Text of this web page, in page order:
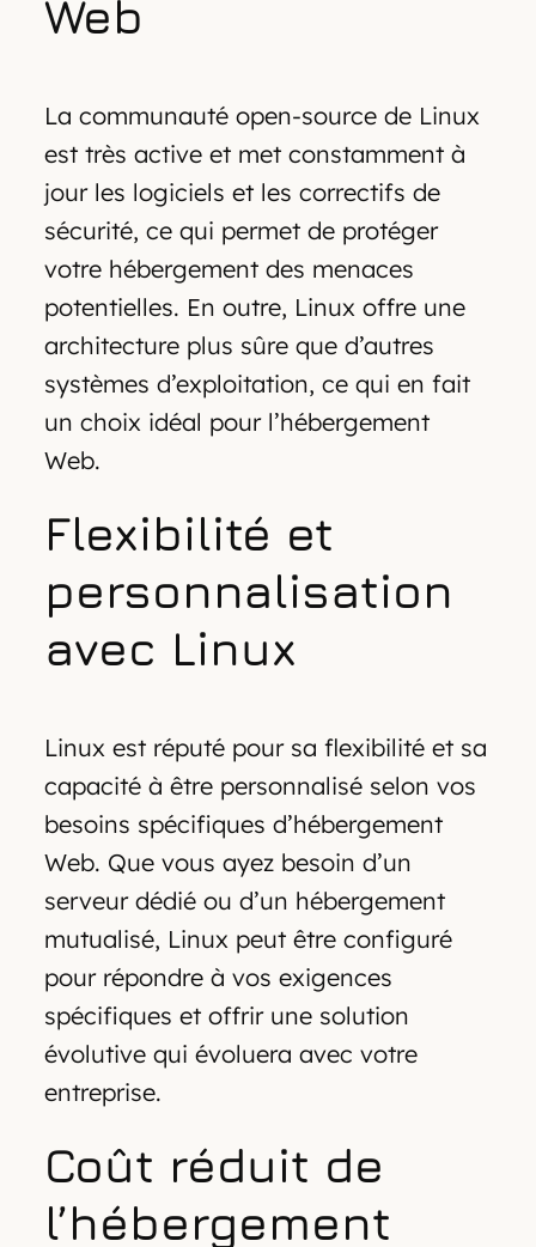
Web
La communauté open-source de Linux
est très active et met constamment à
jour les logiciels et les correctifs de
sécurité, ce qui permet de protéger
votre hébergement des menaces
potentielles. En outre, Linux offre une
architecture plus sûre que d’autres
systèmes d’exploitation, ce qui en fait
un choix idéal pour l’hébergement
Web.
Flexibilité et
personnalisation
avec Linux
Linux est réputé pour sa flexibilité et sa
capacité à être personnalisé selon vos
besoins spécifiques d’hébergement
Web. Que vous ayez besoin d’un
serveur dédié ou d’un hébergement
mutualisé, Linux peut être configuré
pour répondre à vos exigences
spécifiques et offrir une solution
évolutive qui évoluera avec votre
entreprise.
Coût réduit de
l’hébergement